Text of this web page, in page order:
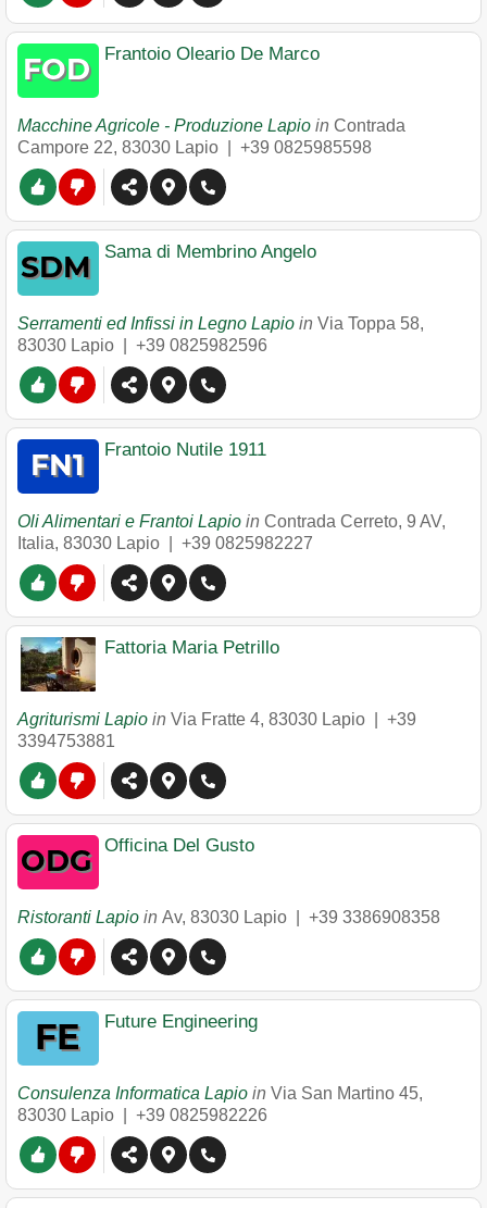
Frantoio Oleario De Marco
Macchine Agricole - Produzione Lapio in Contrada
Campore 22, 83030 Lapio +39 0825985598
Sama di Membrino Angelo
Serramenti ed Infissi in Legno Lapio in Via Toppa 58,
83030 Lapio +39 0825982596
Frantoio Nutile 1911
Oli Alimentari e Frantoi Lapio in Contrada Cerreto, 9 AV,
Italia, 83030 Lapio +39 0825982227
Fattoria Maria Petrillo
Agriturismi Lapio in Via Fratte 4, 83030 Lapio
+39
3394753881
Officina Del Gusto
Ristoranti Lapio in Av, 83030 Lapio +39 3386908358
Future Engineering
Consulenza Informatica Lapio in Via San Martino 45,
83030 Lapio +39 0825982226